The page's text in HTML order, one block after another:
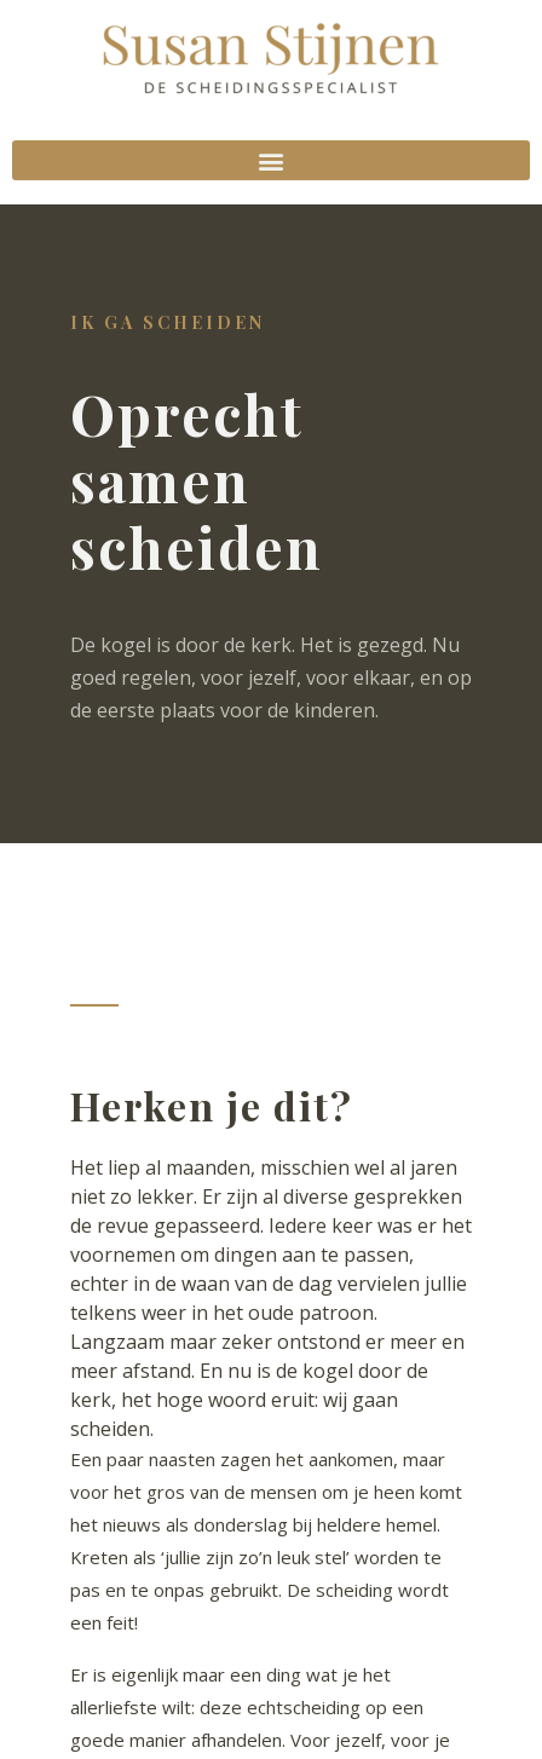
IK GA SCHEIDEN
Oprecht
samen
scheiden
De kogel is door de kerk. Het is gezegd. Nu
goed regelen, voor jezelf, voor elkaar, en op
de eerste plaats voor de kinderen.
Herken je dit?
Het liep al maanden, misschien wel al jaren
niet zo lekker. Er zijn al diverse gesprekken
de revue gepasseerd. Iedere keer was er het
voornemen om dingen aan te passen,
echter in de waan van de dag vervielen jullie
telkens weer in het oude patroon.
Langzaam maar zeker ontstond er meer en
meer afstand. En nu is de kogel door de
kerk, het hoge woord eruit: wij gaan
scheiden.
Een paar naasten zagen het aankomen, maar
voor het gros van de mensen om je heen komt
het nieuws als donderslag bij heldere hemel.
Kreten als ‘jullie zijn zo’n leuk stel’ worden te
pas en te onpas gebruikt. De scheiding wordt
een feit!
Er is eigenlijk maar een ding wat je het
allerliefste wilt: deze echtscheiding op een
goede manier afhandelen. Voor jezelf, voor je